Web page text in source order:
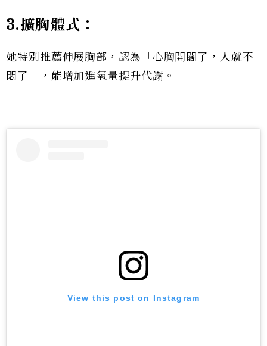
3.擴胸體式：
她特別推薦伸展胸部，認為「心胸開闊了，人就不
悶了」，能增加進氧量提升代謝。
View this post on Instagram